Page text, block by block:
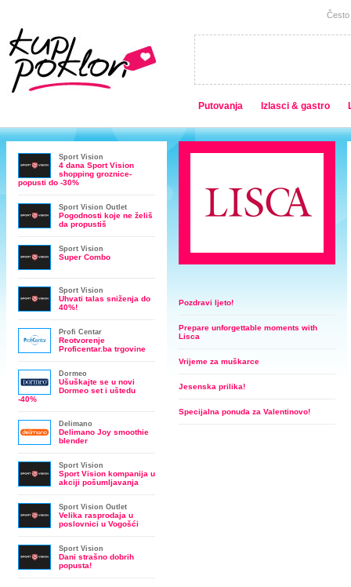
Često
Putovanja Izlasci & gastro
Sport Vision
4 dana Sport Vision
shopping groznice-
popusti do -30%
Sport Vision Outlet
Pogodnosti koje ne želiš
da propustiš
Sport Vision
Super Combo
Sport Vision
Uhvati talas sniženja do
40%!
Profi Centar
Reotvorenje
Proficentar.ba trgovine
Dormeo
Ušuškajte se u novi
Dormeo set i uštedu
-40%
Delimano
Delimano Joy smoothie
blender
Sport Vision
Sport Vision kompanija u
akciji pošumljavanja
Sport Vision Outlet
Velika rasprodaja u
poslovnici u Vogošći
Sport Vision
Dani strašno dobrih
popusta!
Pozdravi ljeto!
Prepare unforgettable moments with
Lisca
Vrijeme za muškarce
Jesenska prilika!
Specijalna ponuda za Valentinovo!